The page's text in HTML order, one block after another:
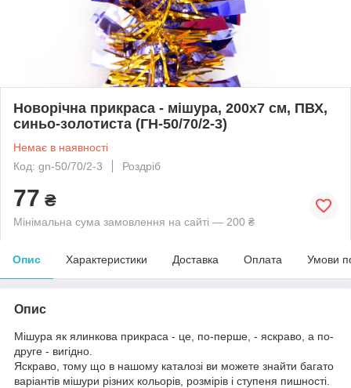
Новорічна прикраса - мішура, 200x7 см, ПВХ,
синьо-золотиста (ГН-50/70/2-3)
Немає в наявності
Код: gn-50/70/2-3
Роздріб
77 ₴
Мінімальна сума замовлення на сайті — 200 ₴
Опис Характеристики Доставка Оплата Умови
Опис
Мішура як ялинкова прикраса - це, по-перше, - яскраво, а по-
друге - вигідно.
Яскраво, тому що в нашому каталозі ви можете знайти багато
варіантів мішури різних кольорів, розмірів і ступеня пишності.